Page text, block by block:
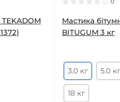
0
Мастика
BITUGUM 3 кг
3.0 кг 5.0 кг
18 кг